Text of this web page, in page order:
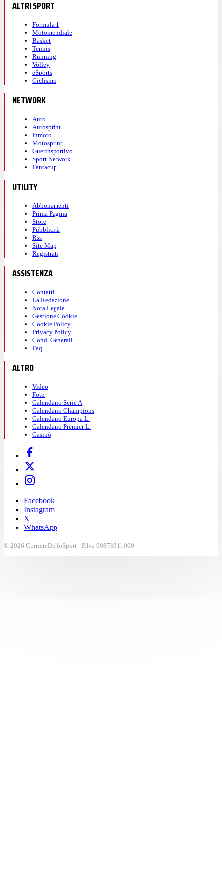
ALTRI SPORT
Formula 1
Motomondiale
Basket
Tennis
Running
Volley
eSports
Ciclismo
NETWORK
Auto
Autosprint
Inmoto
Motosprint
Guerinsportivo
Sport Network
Fantacup
UTILITY
Abbonamenti
Prima Pagina
Store
Pubblicità
Rss
Site Map
Registrati
ASSISTENZA
Contatti
La Redazione
Nota Legale
Gestione Cookie
Cookie Policy
Privacy Policy
Cond. Generali
Faq
ALTRO
Video
Foto
Calendario Serie A
Calendario Champions
Calendario Europa L.
Calendario Premier L.
Casinò
Facebook
Instagram
X
WhatsApp
© 2026 CorriereDelloSport - P.Iva 00878311000